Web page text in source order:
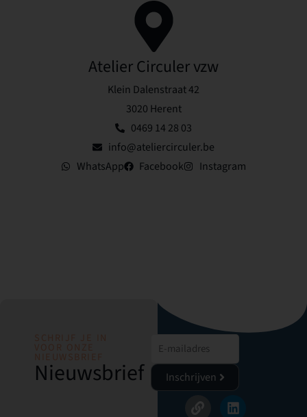
Atelier Circuler vzw
Klein Dalenstraat 42
3020 Herent
0469 14 28 03
info@ateliercirculer.be
WhatsApp
Facebook Instagram
SCHRIJF JE IN
VOOR ONZE
NIEUWSBRIEF
Nieuwsbrief Inschrijven